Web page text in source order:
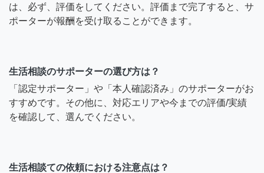
は、必ず、評価をしてください。評価まで完了すると、サ
ポーターが報酬を受け取ることができます。
生活相談のサポーターの選び方は？
「認定サポーター」や「本人確認済み」のサポーターがお
すすめです。その他に、対応エリアや今までの評価/実績
を確認して、選んでください。
生活相談ての依頼における注意点は？